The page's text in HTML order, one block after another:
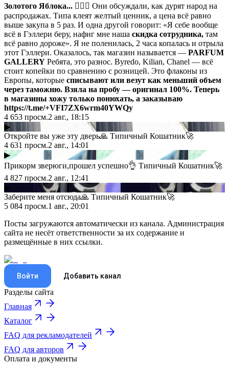
Золотого Яблока... 🤦🏻‍♀️ Они обсуждали, как дурят народ на
распродажах. Типа клеят желтый ценник, а цена всё равно
выше закупа в 5 раз. И одна другой говорит: «Я себе вообще
всё в Гэллери беру, нафиг мне наша скидка сотрудника, там
всё равно дороже». Я не поленилась, 2 часа копалась и отрыла
этот Гэллери. Оказалось, так магазин называется — PARFUM
GALLERY Ребята, это разнос. Byredo, Kilian, Chanel — всё
стоит копейки по сравнению с розницей. Это флаконы из
Европы, которые списывают или везут как меньший объем
через таможню. Взяла на пробу — оригинал 100%. Теперь
в магазины хожу только понюхать, а заказываю
https://t.me/+VFI7ZX6wrm40YWQy
4 653 просм.2 авг., 18:15
▶
Откройте вы уже эту дверь🙏 Типичный Кошатник🚀
4 631 просм.2 авг., 14:01
▶
Прикорм зверюги,прошел успешно👌 Типичный Кошатник🚀
4 827 просм.2 авг., 12:41
▶
Заберите меня отсюда🙏 Типичный Кошатник🚀
5 084 просм.1 авг., 20:01
Посты загружаются автоматически из канала. Администрация
сайта не несёт ответственности за их содержание и
размещённые в них ссылки.
Войти Добавить канал
Разделы сайта
Главная
Каталог
FAQ для рекламодателей
FAQ для авторов
Оплата и документы